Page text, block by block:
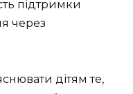
підтримки
через
дітям те,